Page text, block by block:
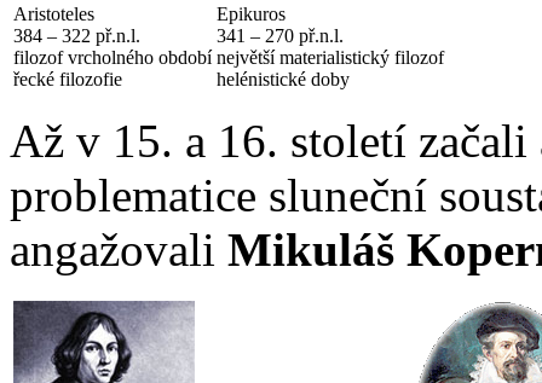
Aristoteles
384 – 322 př.n.l.
filozof vrcholného období
řecké filozofie
Epikuros
341 – 270 př.n.l.
největší materialistický filozof
helénistické doby
Až v 15. a 16. století
problematice sluneční
angažovali Mikuláš